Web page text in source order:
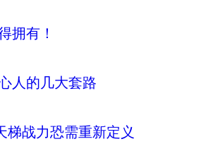
拥有！
人的几大套路
梯战力恐需重新定义